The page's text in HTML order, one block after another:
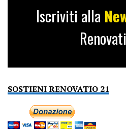
Iscriviti alla
SOSTIENI RENOVATIO 21